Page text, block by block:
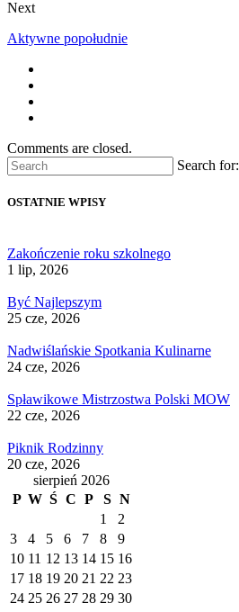
Next
Aktywne popołudnie
Comments are closed.
Search for:
OSTATNIE WPISY
Zakończenie roku szkolnego
1 lip, 2026
Być Najlepszym
25 cze, 2026
Nadwiślańskie Spotkania Kulinarne
24 cze, 2026
Spławikowe Mistrzostwa Polski MOW
22 cze, 2026
Piknik Rodzinny
20 cze, 2026
sierpień 2026
P W Ś C P S N
1
2
3
4 5 6 7 8
9
10 11 12 13 14 15 16
17 18 19 20 21 22 23
24 25 26 27 28 29 30